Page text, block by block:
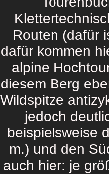
Routen (dafür
dafür kommen
alpine
diesem Berg
Wildspitze
jedoch
beispielsweise
m.) und den
auch hier: je